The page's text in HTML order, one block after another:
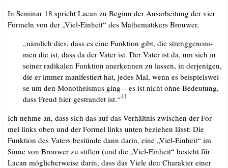
In Semi­nar 18 spricht Lacan zu Beginn der Aus­ar­bei­tung der vier
For­meln von der „Viel-Ein­heit“ des Mathe­ma­ti­kers Brouwer,
„näm­lich dies, dass es eine Funk­ti­on gibt, die streng­ge­nom­
men die ist, dass da der Vater ist. Der Vater ist da, um sich in
sei­ner radi­ka­len Funk­ti­on aner­ken­nen zu las­sen, in der­je­ni­gen,
die er immer mani­fes­tiert hat, jedes Mal, wenn es bei­spiels­wei­
se um den Mono­the­is­mus ging – es ist nicht ohne Bedeu­tung,
dass Freud hier gestran­det ist.“41
Ich neh­me an, dass sich das auf das Ver­hält­nis zwi­schen der For­
mel links oben und der For­mel links unten bezie­hen lässt: Die
Funk­ti­on des Vaters bestün­de dann dar­in, eine „Viel-Ein­heit“ im
Sin­ne von Brou­wer zu stif­ten (und die „Viel-Ein­heit“ besteht für
Lacan mög­li­cher­wei­se dar­in, dass das Vie­le den Cha­rak­ter einer